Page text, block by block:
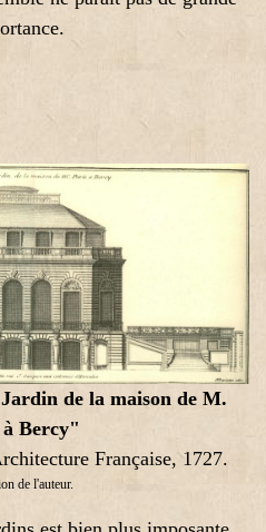
de la maison de M.
Bercy"
Française, 1727.
de l'auteur.